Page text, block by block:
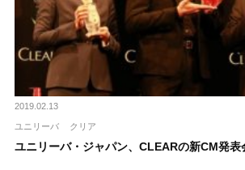
2019.02.13
ユニリーバ クリア
ユニリーバ・ジャパン、CLEARの新CM発表